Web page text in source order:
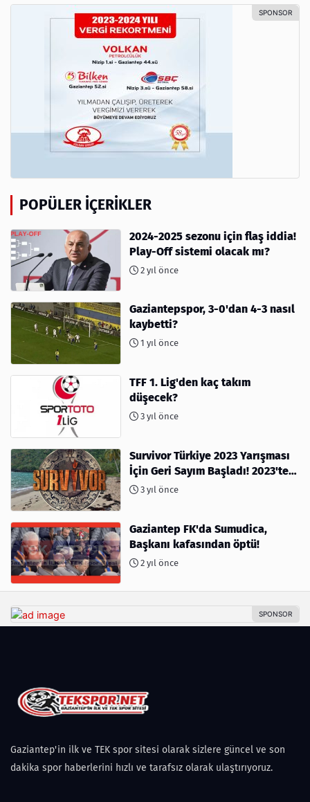
POPÜLER İÇERIKLER
2024-2025 sezonu için flaş iddia!
Play-Off sistemi olacak mı?
2 yıl önce
Gaziantepspor, 3-0'dan 4-3 nasıl
kaybetti?
1 yıl önce
TFF 1. Lig'den kaç takım
düşecek?
3 yıl önce
Survivor Türkiye 2023 Yarışması
İçin Geri Sayım Başladı! 2023'te
kimler var?
3 yıl önce
Gaziantep FK'da Sumudica,
Başkanı kafasından öptü!
2 yıl önce
Gaziantep'in ilk ve TEK spor sitesi olarak sizlere güncel ve son
dakika spor haberlerini hızlı ve tarafsız olarak ulaştırıyoruz.